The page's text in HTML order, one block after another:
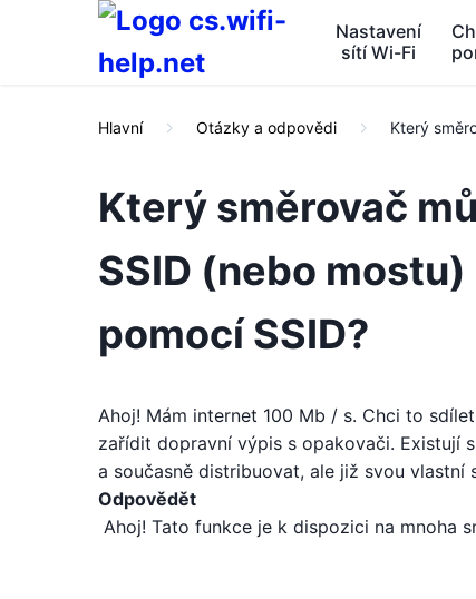
Nastavení
sítí Wi-Fi
Hlavní Otázky a odpovědi Který
Který směrovač
SSID (nebo
pomocí SSID?
Ahoj! Mám internet 100 Mb / s. Chci to
zařídit dopravní výpis s opakovači. Existují
a současně distribuovat, ale již svou vlastní
Odpovědět
Ahoj! Tato funkce je k dispozici na mnoha